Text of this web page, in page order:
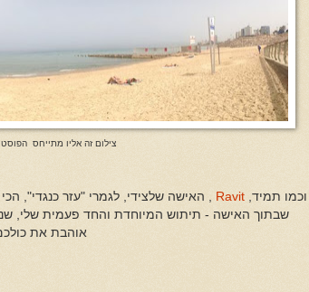
צילום זה אליו מתייחס
וכמו תמיד, Ravit , האישה שלצידי, לגמרי "עזר כנגדי",
שבתוך האישה - תיתוש המיוחדת והחד פעמית שלי,
אוהבת את